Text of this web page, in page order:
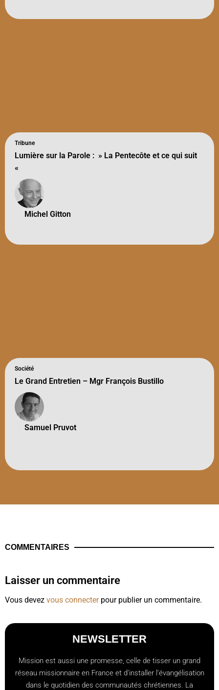
Tribune
Lumière sur la Parole : » La Pentecôte et ce qui suit
«
Michel Gitton
Société
Le Grand Entretien – Mgr François Bustillo
Samuel Pruvot
COMMENTAIRES
Laisser un commentaire
Vous devez vous connecterpour publier un commentaire.
NEWSLETTER
Mission est aussi une promesse, celle de tisser un grand
réseau missionnaire en France et d’installer l’évangélisation
dans le quotidien des communautés chrétiennes. La